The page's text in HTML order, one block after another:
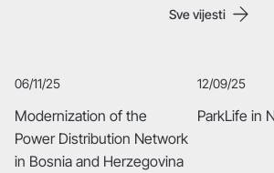
Modernization of the
Power Distribution Network
in Bosnia and Herzegovina
06/11/25
ParkLife in
12/09/25
Sve vijesti